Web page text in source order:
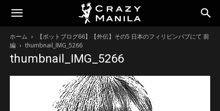
ホーム
【ポットブログ66】【外伝】その5 日本のフィリピンパブにて 前
編
thumbnail_IMG_5266
thumbnail_IMG_5266